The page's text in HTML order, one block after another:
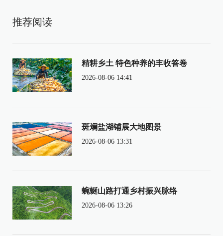
推荐阅读
精耕乡土 特色种养的丰收答卷
2026-08-06 14:41
斑斓盐湖铺展大地图景
2026-08-06 13:31
蜿蜒山路打通乡村振兴脉络
2026-08-06 13:26